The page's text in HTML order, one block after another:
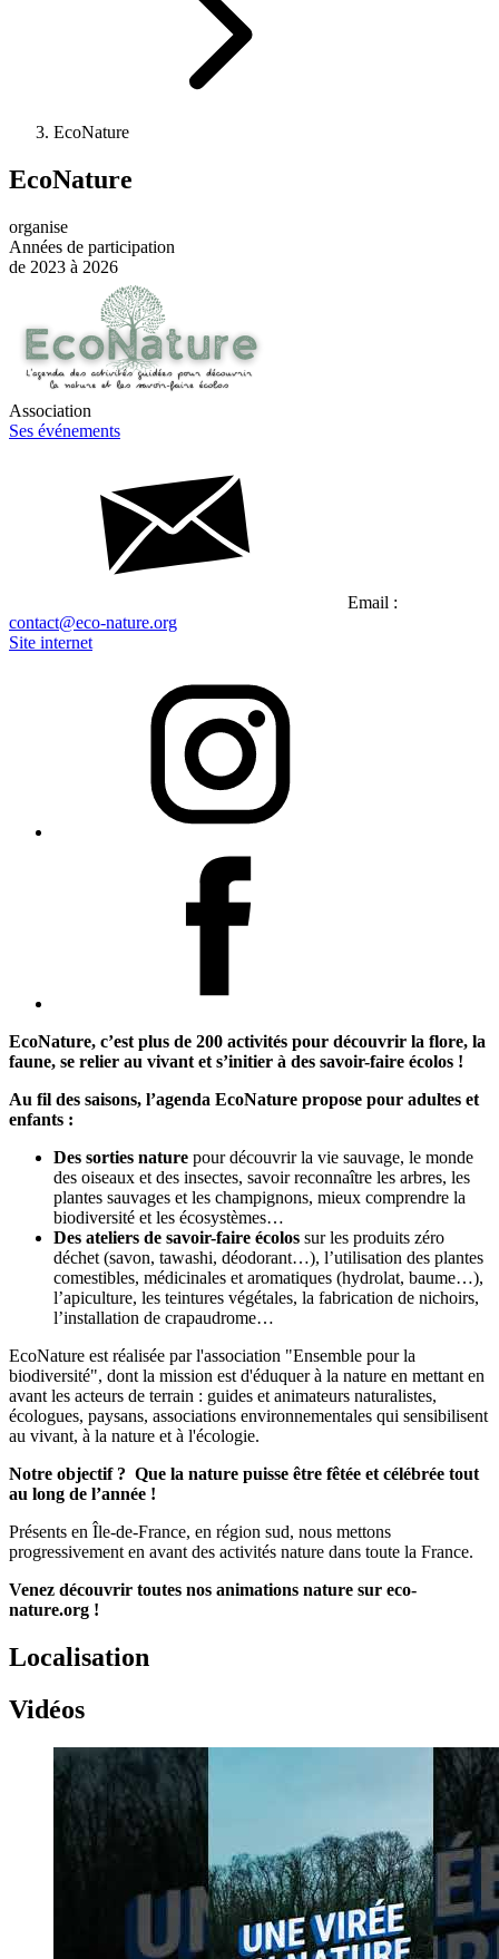
EcoNature
EcoNature
organise
Années de participation
de 2023 à 2026
Association
Ses événements
Email :
contact@eco-nature.org
Site internet
EcoNature, c’est plus de 200 activités pour découvrir la flore, la
faune, se relier au vivant et s’initier à des savoir-faire écolos !
Au fil des saisons, l’agenda EcoNature propose pour adultes et
enfants :
Des sorties nature pour découvrir la vie sauvage, le monde
des oiseaux et des insectes, savoir reconnaître les arbres, les
plantes sauvages et les champignons, mieux comprendre la
biodiversité et les écosystèmes…
Des ateliers de savoir-faire écolos sur les produits zéro
déchet (savon, tawashi, déodorant…), l’utilisation des plantes
comestibles, médicinales et aromatiques (hydrolat, baume…),
l’apiculture, les teintures végétales, la fabrication de nichoirs,
l’installation de crapaudrome…
EcoNature est réalisée par l'association "Ensemble pour la
biodiversité", dont la mission est d'éduquer à la nature en mettant en
avant les acteurs de terrain : guides et animateurs naturalistes,
écologues, paysans, associations environnementales qui sensibilisent
au vivant, à la nature et à l'écologie.
Notre objectif ? Que la nature puisse être fêtée et célébrée tout
au long de l’année !
Présents en Île-de-France, en région sud, nous mettons
progressivement en avant des activités nature dans toute la France.
Venez découvrir toutes nos animations nature sur eco-
nature.org !
Localisation
Vidéos